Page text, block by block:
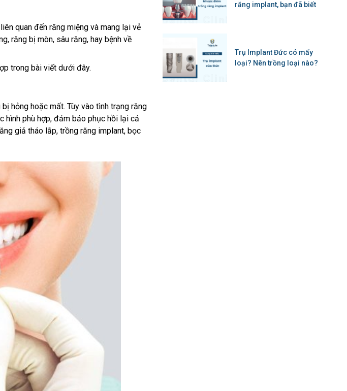
quan đến răng miệng và mang lại vẻ
răng bị mòn, sâu răng, hay bệnh về
trong bài viết dưới đây.
hỏng hoặc mất. Tùy vào tình trạng răng
hình phù hợp, đảm bảo phục hồi lại cả
giả tháo lắp, trồng răng implant, bọc
răng implant, bạn đã biết
Trụ Implant Đức có mấy
loại? Nên trồng loại nào?